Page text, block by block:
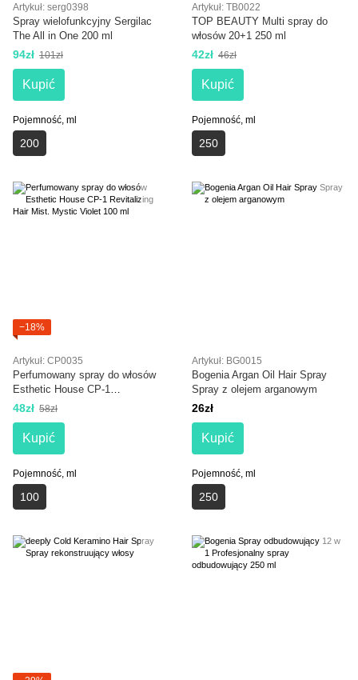
Artykuł: serg0398
Spray wielofunkcyjny Sergilac
The All in One 200 ml
94zł 101zł
Kupić
Pojemność, ml
200
Artykuł: TB0022
TOP BEAUTY Multi spray do
włosów 20+1 250 ml
42zł 46zł
Kupić
Pojemność, ml
250
−18%
Artykuł: CP0035
Perfumowany spray do włosów
Esthetic House CP-1
Revitalizing Hair Mist. Mystic
48zł 58zł
Kupić
Pojemność, ml
100
Artykuł: BG0015
Bogenia Argan Oil Hair Spray
Spray z olejem arganowym
26zł
Kupić
Pojemność, ml
250